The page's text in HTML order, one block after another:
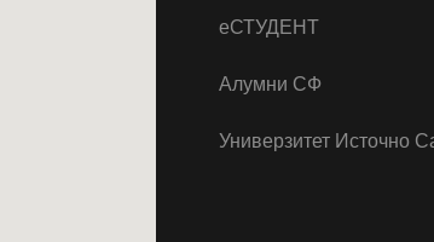
еСТУДЕНТ
Алумни СФ
Универзитет Источно